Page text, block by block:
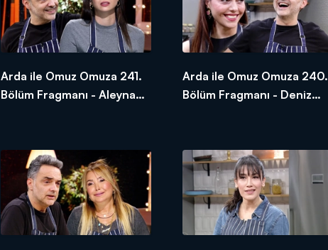
Arda ile Omuz Omuza 241.
Bölüm Fragmanı - Aleyna
Arda ile Omuz Omuza 240.
Bölüm Fragmanı - Deniz